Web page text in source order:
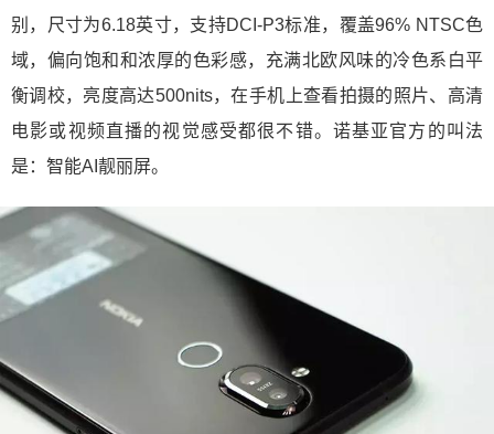
别，尺寸为6.18英寸，支持DCI-P3标准，覆盖96% NTSC色
域，偏向饱和和浓厚的色彩感，充满北欧风味的冷色系白平
衡调校，亮度高达500nits，在手机上查看拍摄的照片、高清
电影或视频直播的视觉感受都很不错。诺基亚官方的叫法
是：智能AI靓丽屏。